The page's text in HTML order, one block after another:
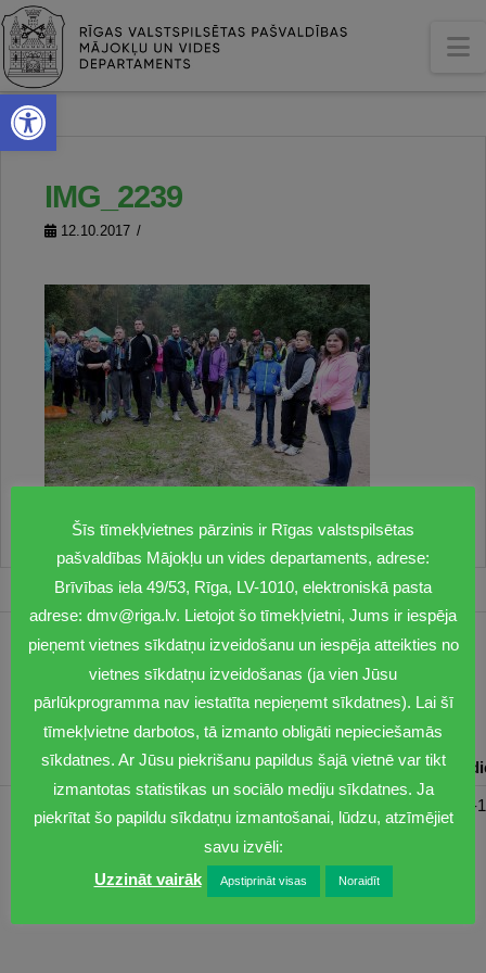
Open toolbar
IMG_2239
12.10.2017
1201
dmv@riga.lv
Pirmdiena Otrdiena Trešdiena Ceturtdiena
08:00-
Šīs tīmekļvietnes pārzinis ir Rīgas valstspilsētas
pašvaldības Mājokļu un vides departaments, adrese:
Brīvības iela 49/53, Rīga, LV-1010, elektroniskā pasta
adrese: dmv@riga.lv. Lietojot šo tīmekļvietni, Jums ir iespēja
pieņemt vietnes sīkdatņu izveidošanu un iespēja atteikties no
vietnes sīkdatņu izveidošanas (ja vien Jūsu
pārlūkprogramma nav iestatīta nepieņemt sīkdatnes). Lai šī
tīmekļvietne darbotos, tā izmanto obligāti nepieciešamās
sīkdatnes. Ar Jūsu piekrišanu papildus šajā vietnē var tikt
izmantotas statistikas un sociālo mediju sīkdatnes. Ja
piekrītat šo papildu sīkdatņu izmantošanai, lūdzu, atzīmējiet
savu izvēli:
Uzzināt vairāk
Apstiprināt visas Noraidīt